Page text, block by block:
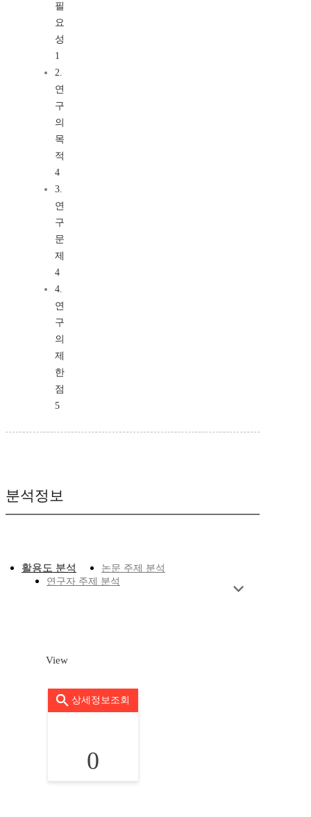
필
요
성
1
2.
연
구
의
목
적
4
3.
연
구
문
제
4
4.
연
구
의
제
한
점
5
분석정보
활용도 분석
논문 주제 분석
연구자 주제 분석
View
상세정보조회
0